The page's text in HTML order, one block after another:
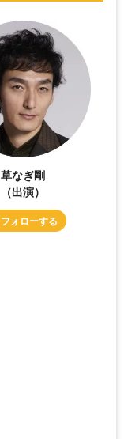
草なぎ剛
（出演）